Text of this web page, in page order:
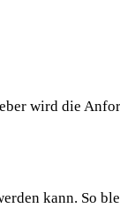
wird die
kann. So